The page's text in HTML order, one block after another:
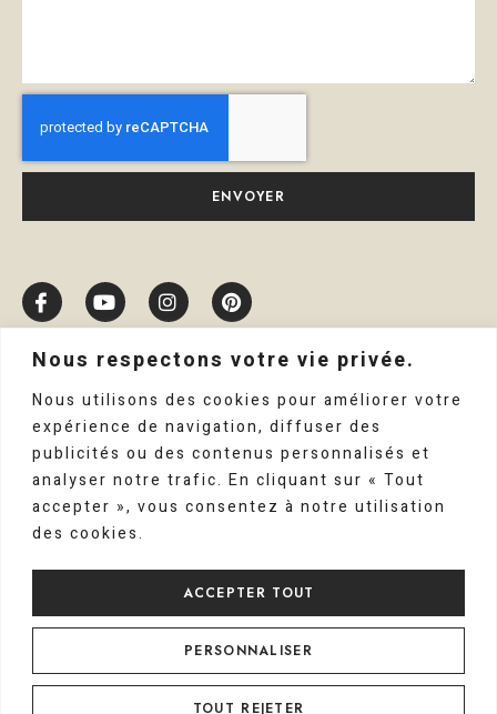
Nous respectons votre vie privée.
Nous utilisons des cookies pour améliorer votre
expérience de navigation, diffuser des
publicités ou des contenus personnalisés et
analyser notre trafic. En cliquant sur « Tout
accepter », vous consentez à notre utilisation
des cookies.
PERSONNALISER
TOUT REJETER
ACCEPTER TOUT
ENVOYER
COPYRIGHT © 2023 CARDELAINE |MENTIONS LÉGALES|
POLITIQUE DE CONFIDENTIALITÉ
GENERALES DE VENTE| CRÉÉ PAR SITE LINE,AGENCE
WEB